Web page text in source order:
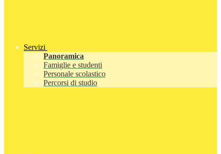
Servizi
Panoramica
Famiglie e studenti
Personale scolastico
Percorsi di studio